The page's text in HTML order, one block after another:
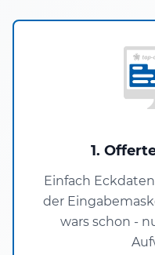
1.
Einfach
der
wars schon -